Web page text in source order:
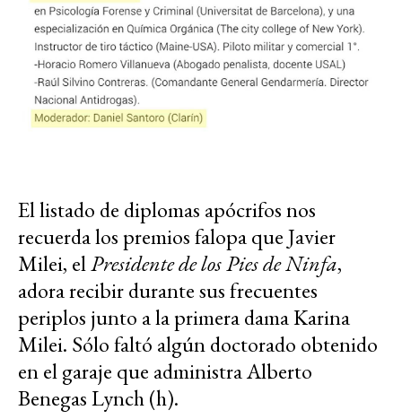
El listado de diplomas apócrifos nos
recuerda los premios falopa que Javier
Milei, elPresidente de los Pies de Ninfa,
adora recibir durante sus frecuentes
periplos junto a la primera dama Karina
Milei. Sólo faltó algún doctorado obtenido
en el garaje que administra Alberto
Benegas Lynch (h).